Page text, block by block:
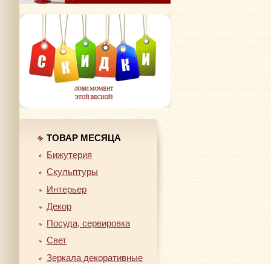
ТОВАР МЕСЯЦА
Бижутерия
Скульптуры
Интерьер
Декор
Посуда, сервировка
Свет
Зеркала декоративные